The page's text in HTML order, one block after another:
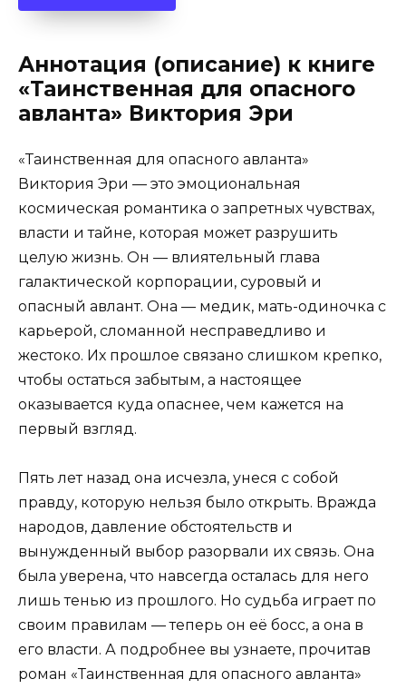
Аннотация (описание) к книге
«Таинственная для опасного
авланта» Виктория Эри
«Таинственная для опасного авланта»
Виктория Эри — это эмоциональная
космическая романтика о запретных чувствах,
власти и тайне, которая может разрушить
целую жизнь. Он — влиятельный глава
галактической корпорации, суровый и
опасный авлант. Она — медик, мать-одиночка с
карьерой, сломанной несправедливо и
жестоко. Их прошлое связано слишком крепко,
чтобы остаться забытым, а настоящее
оказывается куда опаснее, чем кажется на
первый взгляд.
Пять лет назад она исчезла, унеся с собой
правду, которую нельзя было открыть. Вражда
народов, давление обстоятельств и
вынужденный выбор разорвали их связь. Она
была уверена, что навсегда осталась для него
лишь тенью из прошлого. Но судьба играет по
своим правилам — теперь он её босс, а она в
его власти. А подробнее вы узнаете, прочитав
роман «Таинственная для опасного авланта»